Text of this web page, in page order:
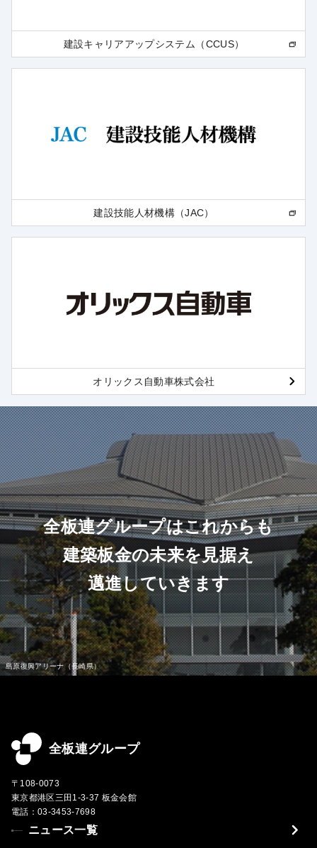
建設キャリアアップシステム（CCUS）
建設技能人材機構（JAC）
オリックス自動車株式会社
全板連グループはこれからも
建築板金の未来を見据え
邁進していきます
全板連グループ
〒108-0073
東京都港区三田1-3-37 板金会館
電話：03-3453-7698
ニュース一覧